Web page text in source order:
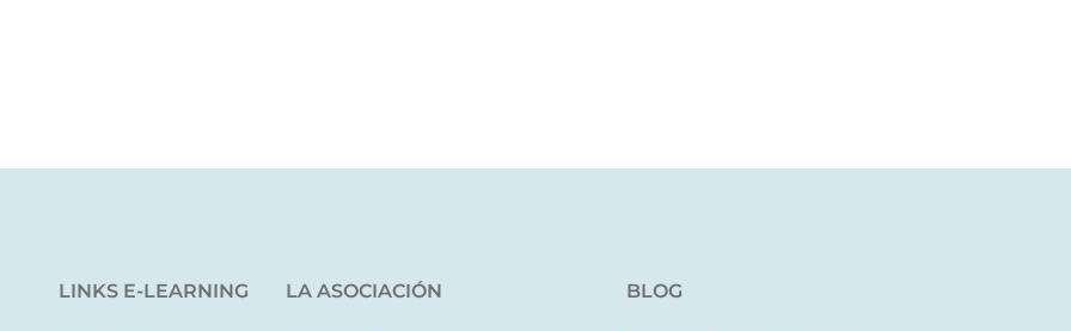
LINKS E-LEARNING LA ASOCIACIÓN BLOG